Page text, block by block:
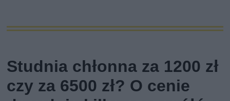
Studnia chłonna za 1200 zł
czy za 6500 zł? O cenie